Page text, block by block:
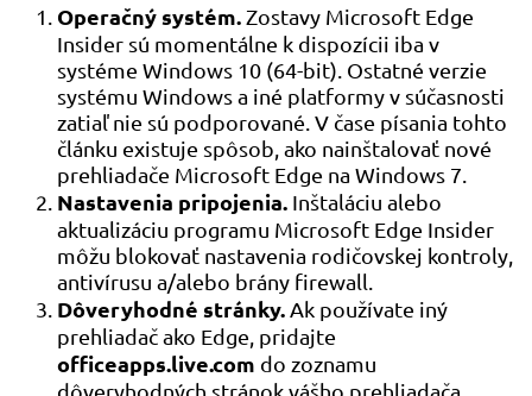
Operačný systém. Zostavy Microsoft Edge
Insider sú momentálne k dispozícii iba v
systéme Windows 10 (64-bit). Ostatné verzie
systému Windows a iné platformy v súčasnosti
zatiaľ nie sú podporované. V čase písania tohto
článku existuje spôsob, ako nainštalovať nové
prehliadače Microsoft Edge na Windows 7.
Nastavenia pripojenia. Inštaláciu alebo
aktualizáciu programu Microsoft Edge Insider
môžu blokovať nastavenia rodičovskej kontroly,
antivírusu a/alebo brány firewall.
Dôveryhodné stránky. Ak používate iný
prehliadač ako Edge, pridajte
officeapps.live.com do zoznamu
dôveryhodných stránok vášho prehliadača.